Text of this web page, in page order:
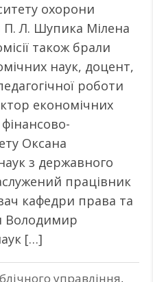
охорони
П. Л. Шупика Мілена
також брали
наук, доцент,
роботи
економічних
Оксана
з державного
працівник
кафедри права та
Володимир
[…]
управління,